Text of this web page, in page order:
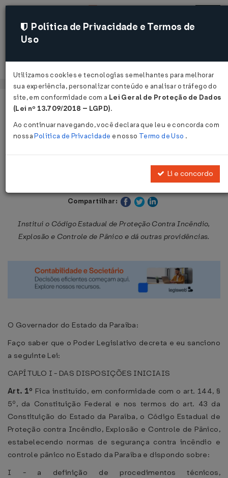
Acessar
Página Inicial Legislações
Lei nº 9.625 de 27/12/2011
Publicado no DOE - PB em 28 dez 2011
Compartilhar:
Institui o Código Estadual de Proteção Contra Incêndio,
Explosão e Controle de Pânico e dá outras providências.
O Governador do Estado da Paraíba:
Faço saber que o Poder Legislativo decreta e eu sanciono
a seguinte Lei:
CAPÍTULO I - DAS DISPOSIÇÕES INICIAIS
Art. 1º Fica instituído, em conformidade com o art. 144, §
5º, da Constituição Federal e nos termos do art. 43 da
Constituição do Estado da Paraíba, o Código Estadual de
Proteção contra Incêndio, Explosão e Controle de Pânico,
estabelecendo normas de segurança contra incêndio e
controle pânico no Estado da Paraíba e dispondo sobre:
I - a definição de procedimentos técnicos,
Política de Privacidade e Termos de
Uso
Utilizamos cookies e tecnologias semelhantes para melhorar
sua experiência, personalizar conteúdo e analisar o tráfego do
site, em conformidade com a Lei Geral de Proteção de Dados
(Lei nº 13.709/2018 – LGPD).
Ao continuar navegando, você declara que leu e concorda com
nossaPolítica de Privacidade e nosso Termo de Uso .
Li e concordo